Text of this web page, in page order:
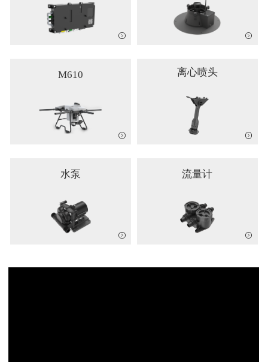
M610 离心喷头
水泵 流量计